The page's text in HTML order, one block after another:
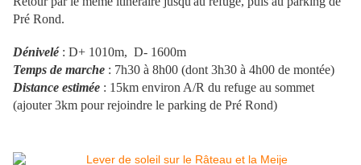
Pré Rond.
Dénivelé: D+ 1010m, D- 1600m
Temps de marche : 7h30 à 8h00 (dont 3h30 à 4h00 de montée)
Distance estimée : 15km environ A/R du refuge au sommet
(ajouter 3km pour rejoindre le parking de Pré Rond)